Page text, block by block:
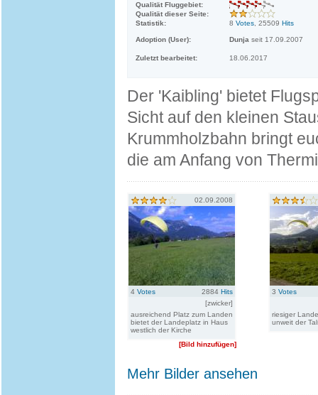
Qualität Fluggebiet:
Qualität dieser Seite:
Statistik:
8 Votes , 25509 Hits
Adoption (User): Dunja seit 17.09.2007
Zuletzt bearbeitet: 18.06.2017
Der 'Kaibling' bietet
Sicht auf den kleinen
Krummholzbahn bringt
die am Anfang von
02.09.2008
4 Votes 2884 Hits
[zwicker]
ausreichend Platz zum Landen
bietet der Landeplatz in Haus
westlich der Kirche
[Bild hinzufügen]
3 Votes
riesiger
unweit der
Mehr Bilder ansehen